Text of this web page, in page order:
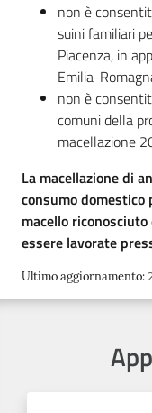
non è
suini familiari
Piacenza, in
Emilia-
non è
comuni della
macellazione
La macellazione di
consumo
macello
essere lavorate
Ultimo aggiornamento: